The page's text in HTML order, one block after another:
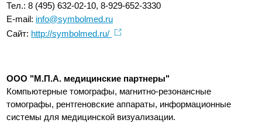
Тел.: 8 (495) 632-02-10, 8-929-652-3330
E-mail: info@symbolmed.ru
Сайт: http://symbolmed.ru/
ООО "М.П.А. медицинские партнеры"
Компьютерные томографы, магнитно-резонансные
томографы, рентгеновские аппараты, информационные
системы для медицинской визуализации.